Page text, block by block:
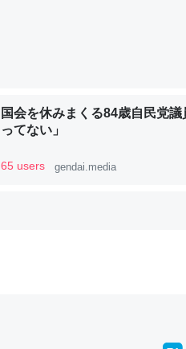
ウチもEchoを実家に置いて４年
中。あと、Googleマップで位置
─たまにLINEするくらいだった遠方の
た｜tayorini by LIFULL介護
国会を休みまくる84歳自民党
ってない」
65 users gendai.media